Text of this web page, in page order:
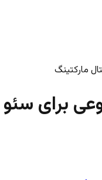
مارکتینگ
برای سئو